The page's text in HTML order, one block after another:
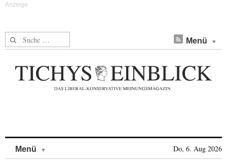
Suche nach: Menü
Menü Do, 6. Aug 2026